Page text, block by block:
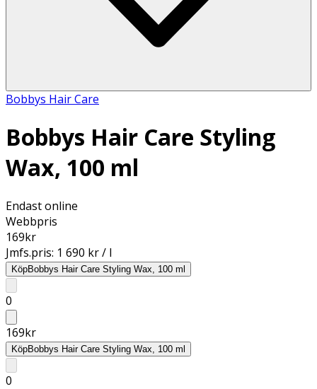
Bobbys Hair Care
Bobbys Hair Care Styling
Wax, 100 ml
Endast online
Webbpris
169kr
Jmfs.pris: 1 690 kr / l
KöpBobbys Hair Care Styling Wax, 100 ml
0
169kr
KöpBobbys Hair Care Styling Wax, 100 ml
0